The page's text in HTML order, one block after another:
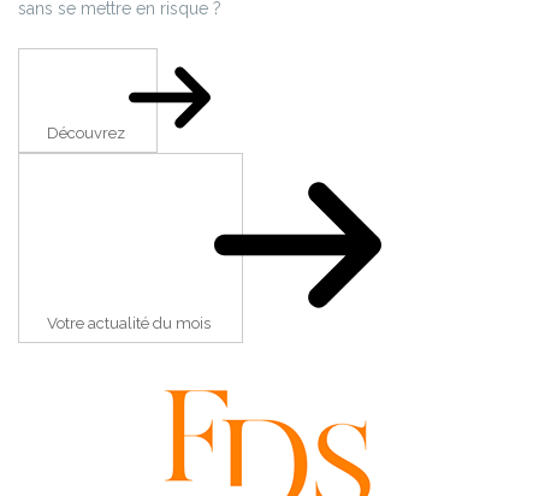
sans se mettre en risque ?
Découvrez
Votre actualité du mois